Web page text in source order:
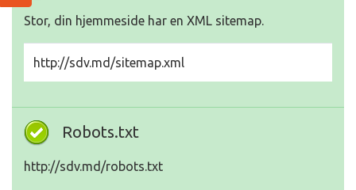
Stor, din hjemmeside har en XML sitemap.
http://sdv.md/sitemap.xml
Robots.txt
http://sdv.md/robots.txt